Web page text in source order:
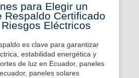
para Elegir un
Respaldo Certificado
Eléctricos
es clave para garantizar
estabilidad energética y
de luz en Ecuador, paneles
paneles solares